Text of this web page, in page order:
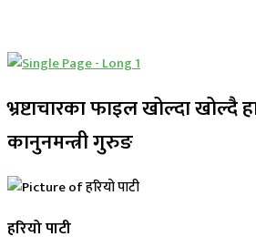
भ्रष्टाचारका फाइल खोल्दा खोल्दै
कानुनमन्त्री गुरुङ
हरियो पाटी